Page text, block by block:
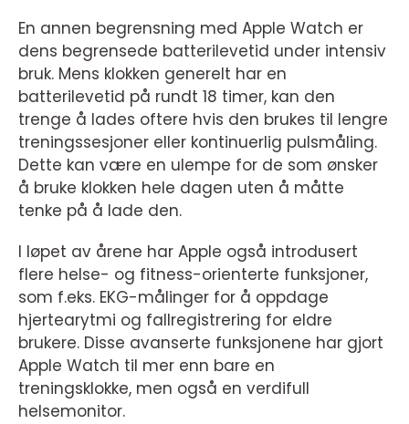
En annen begrensning med Apple Watch er
dens begrensede batterilevetid under intensiv
bruk. Mens klokken generelt har en
batterilevetid på rundt 18 timer, kan den
trenge å lades oftere hvis den brukes til lengre
treningssesjoner eller kontinuerlig pulsmåling.
Dette kan være en ulempe for de som ønsker
å bruke klokken hele dagen uten å måtte
tenke på å lade den.
I løpet av årene har Apple også introdusert
flere helse- og fitness-orienterte funksjoner,
som f.eks. EKG-målinger for å oppdage
hjertearytmi og fallregistrering for eldre
brukere. Disse avanserte funksjonene har gjort
Apple Watch til mer enn bare en
treningsklokke, men også en verdifull
helsemonitor.